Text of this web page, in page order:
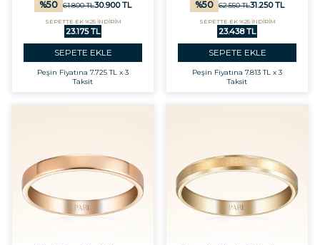
%50 61.800TL30.900TL
SEPETTE EK %25 İNDİRİM
23.175 TL
SEPETE EKLE
Peşin Fiyatına 7.725 TL x 3
Taksit
%50 62.550TL31.250TL
SEPETTE EK %25 İNDİRİM
23.438 TL
SEPETE EKLE
Peşin Fiyatına 7.813 TL x 3
Taksit